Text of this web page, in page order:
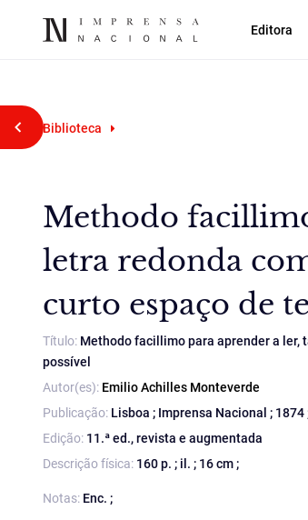
Editora
Voltar atrás
Biblioteca
Methodo
letra redonda
curto espaço de
Título: Methodo facillimo para aprender a ler,
possível
Autor(es): Emilio Achilles Monteverde
Publicação: Lisboa ; Imprensa Nacional ; 1874
Edição: 11.ª ed., revista e augmentada
Descrição física: 160 p. ; il. ; 16 cm ;
Notas: Enc. ;